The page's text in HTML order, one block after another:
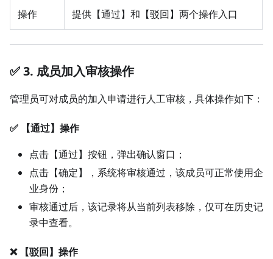
操作 提供【通过】和【驳回】两个操作入口
✅ 3. 成员加入审核操作
管理员可对成员的加入申请进行人工审核，具体操作如下：
✅ 【通过】操作
点击【通过】按钮，弹出确认窗口；
点击【确定】，系统将审核通过，该成员可正常使用企
业身份；
审核通过后，该记录将从当前列表移除，仅可在历史记
录中查看。
❌ 【驳回】操作